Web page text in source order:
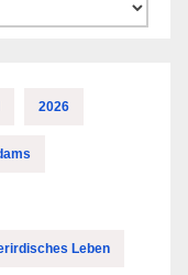
2026
Leben